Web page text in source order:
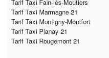
Tarif Taxi Fain-lès-Moutiers
Tarif Taxi Marmagne 21
Tarif Taxi Montigny-Montfort
Tarif Taxi Planay 21
Tarif Taxi Rougemont 21